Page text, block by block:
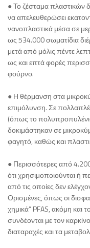
● Το ζέσταμα πλαστικών
να απελευθερώσει
νανοπλαστικά μέσα σε
ως 534.000 σωματίδια
μετά από μόλις πέντε
ως και επτά φορές
φούρνο.
● Η θέρμανση στα
επιμόλυνση. Σε
(όπως το
δοκιμάστηκαν σε
φαγητό, καθώς και
● Περισσότερες από 4.200
ότι χρησιμοποιούνται ή
από τις οποίες δεν
Ορισμένες, όπως οι
χημικά” PFAS, ακόμη και
συνδέονται με τον
διαταραχές και τα